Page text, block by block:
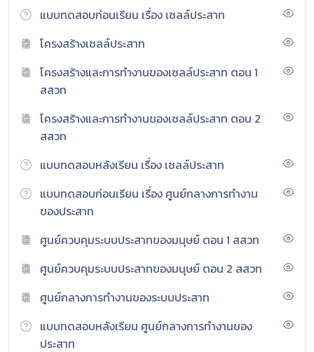
แบบทดสอบก่อนเรียน เรื่อง เซลล์ประสาท
โครงสร้างเซลล์ประสาท
โครงสร้างและการทำงานของเซลล์ประสาท ตอน 1
สสวท
โครงสร้างและการทำงานของเซลล์ประสาท ตอน 2
สสวท
แบบทดสอบหลังเรียน เรื่อง เซลล์ประสาท
แบบทดสอบก่อนเรียน เรื่อง ศูนย์กลางการทำงาน
ของประสาท
ศูนย์ควบคุมระบบประสาทของมนุษย์ ตอน 1 สสวท
ศูนย์ควบคุมระบบประสาทของมนุษย์ ตอน 2 สสวท
ศูนย์กลางการทำงานของระบบประสาท
แบบทดสอบหลังเรียน ศูนย์กลางการทำงานของ
ประสาท